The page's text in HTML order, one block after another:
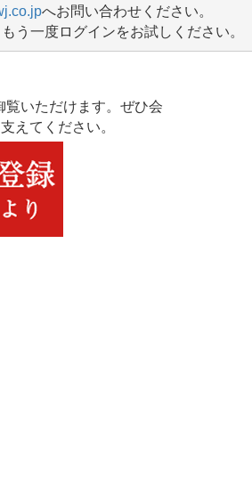
へお問い合わせください。
う一度ログインをお試しください。
覧いただけます。ぜひ会
えてください。